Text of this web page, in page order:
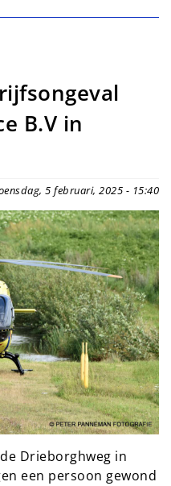
B.V in
5 februari, 2025 - 15:40
Drieborghweg in
een persoon gewond